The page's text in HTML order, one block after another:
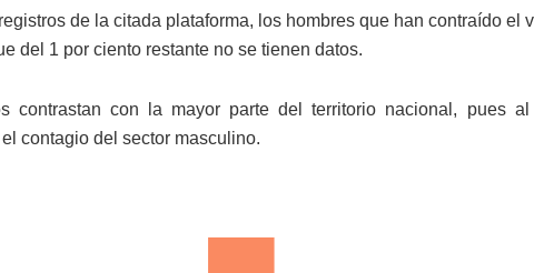
de la citada plataforma, los hombres que han contraído el
del 1 por ciento restante no se tienen datos.
contrastan con la mayor parte del territorio nacional, pues
contagio del sector masculino.